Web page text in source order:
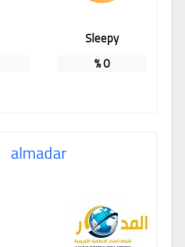
Sleepy
0
%
almadar